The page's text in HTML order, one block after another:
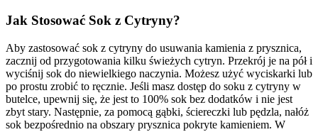
Jak Stosować Sok z Cytryny?
Aby zastosować sok z cytryny do usuwania kamienia z prysznica,
zacznij od przygotowania kilku świeżych cytryn. Przekrój je na pół i
wyciśnij sok do niewielkiego naczynia. Możesz użyć wyciskarki lub
po prostu zrobić to ręcznie. Jeśli masz dostęp do soku z cytryny w
butelce, upewnij się, że jest to 100% sok bez dodatków i nie jest
zbyt stary. Następnie, za pomocą gąbki, ściereczki lub pędzla, nałóż
sok bezpośrednio na obszary prysznica pokryte kamieniem. W